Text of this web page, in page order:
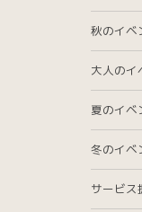
秋のイベ
大人のイ
夏のイベ
冬のイベ
サービス